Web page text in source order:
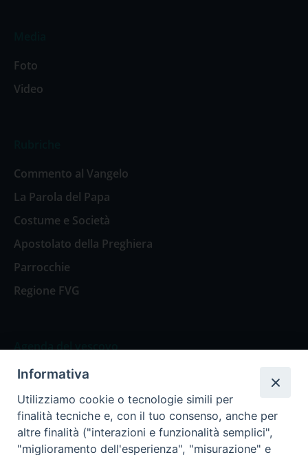
Foto
Video
Commento al Vangelo
La Parola del Papa
Costume e Società
Apostolato della Preghiera
Parrocchie
Regione FVG
Agenda del vescovo
Agenda del vescovo
Informativa
Utilizziamo cookie o tecnologie simili per
finalità tecniche e, con il tuo consenso, anche per
altre finalità ("interazioni e funzionalità semplici",
"miglioramento dell'esperienza", "misurazione" e